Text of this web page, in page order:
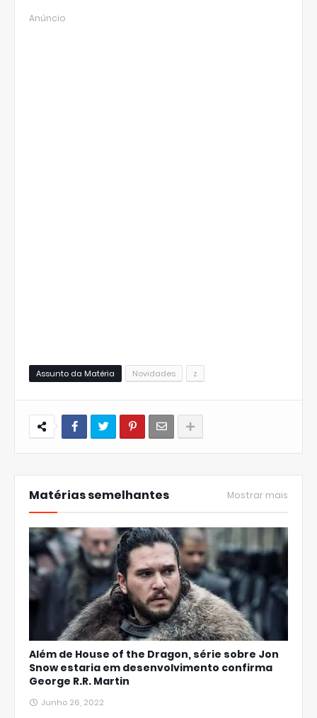
Anúncio
Assunto da Matéria Novidades z
Matérias semelhantes Mostrar mais
Além de House of the Dragon, série sobre Jon
Snow estaria em desenvolvimento confirma
George R.R. Martin
Junho 26, 2022